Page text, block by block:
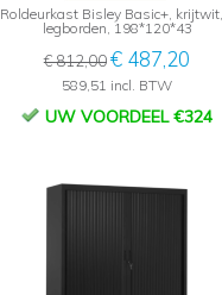
Roldeurkast Bisley Basic+,
legborden, 198*120*43
€ 812,00€ 487,20
589,51 incl. BTW
UW VOORDEEL €324